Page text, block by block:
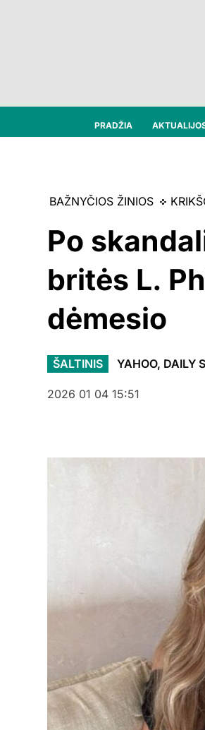
PRADŽIA
BAŽNYČIOS ŽINIOS
Po
britės L.
dėmesio
ŠALTINIS YAHOO, DAILY
2026 01 04 15:51